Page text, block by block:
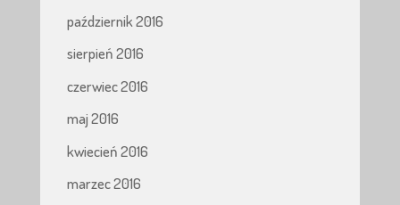
październik 2016
sierpień 2016
czerwiec 2016
maj 2016
kwiecień 2016
marzec 2016